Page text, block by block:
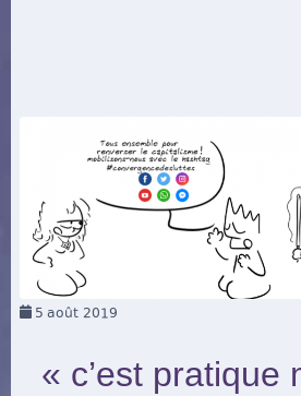
5 août 2019
« c’est pratique